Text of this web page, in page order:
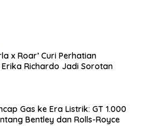
x Roar’ Curi Perhatian
Richardo Jadi Sorotan
Gas ke Era Listrik: GT 1.000
Bentley dan Rolls-Royce